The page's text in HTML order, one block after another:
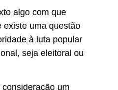
algo com que
existe uma questão
à luta popular
seja eleitoral ou
um